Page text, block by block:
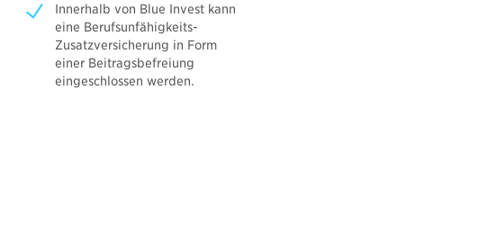
Innerhalb von Blue Invest kann
eine Berufsunfähigkeits-
Zusatzversicherung in Form
einer Beitragsbefreiung
eingeschlossen werden.